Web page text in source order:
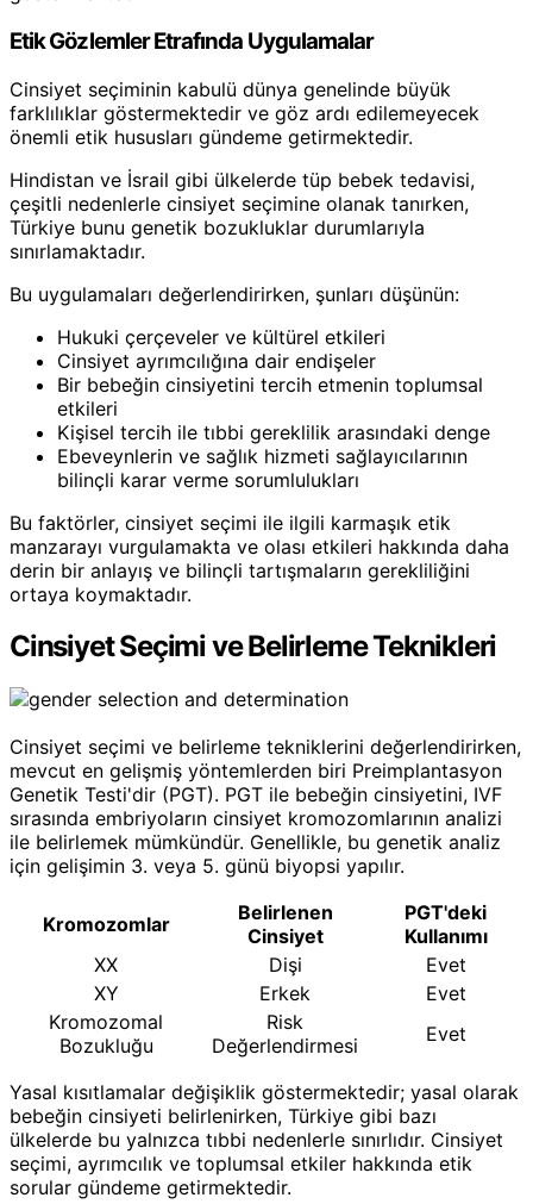
Etik Gözlemler Etrafında Uygulamalar
Cinsiyet seçiminin kabulü dünya genelinde büyük
farklılıklar göstermektedir ve göz ardı edilemeyecek
önemli etik hususları gündeme getirmektedir.
Hindistan ve İsrail gibi ülkelerde tüp bebek tedavisi,
çeşitli nedenlerle cinsiyet seçimine olanak tanırken,
Türkiye bunu genetik bozukluklar durumlarıyla
sınırlamaktadır.
Bu uygulamaları değerlendirirken, şunları düşünün:
Hukuki çerçeveler ve kültürel etkileri
Cinsiyet ayrımcılığına dair endişeler
Bir bebeğin cinsiyetini tercih etmenin toplumsal
etkileri
Kişisel tercih ile tıbbi gereklilik arasındaki denge
Ebeveynlerin ve sağlık hizmeti sağlayıcılarının
bilinçli karar verme sorumlulukları
Bu faktörler, cinsiyet seçimi ile ilgili karmaşık etik
manzarayı vurgulamakta ve olası etkileri hakkında daha
derin bir anlayış ve bilinçli tartışmaların gerekliliğini
ortaya koymaktadır.
Cinsiyet Seçimi ve Belirleme Teknikleri
Cinsiyet seçimi ve belirleme tekniklerini değerlendirirken,
mevcut en gelişmiş yöntemlerden biri Preimplantasyon
Genetik Testi'dir (PGT). PGT ile bebeğin cinsiyetini, IVF
sırasında embriyoların cinsiyet kromozomlarının analizi
ile belirlemek mümkündür. Genellikle, bu genetik analiz
için gelişimin 3. veya 5. günü biyopsi yapılır.
Kromozomlar
Belirlenen
Cinsiyet
PGT'deki
Kullanımı
XX
Dişi
Evet
XY
Erkek
Evet
Kromozomal
Bozukluğu
Risk
Değerlendirmesi
Evet
Yasal kısıtlamalar değişiklik göstermektedir; yasal olarak
bebeğin cinsiyeti belirlenirken, Türkiye gibi bazı
ülkelerde bu yalnızca tıbbi nedenlerle sınırlıdır. Cinsiyet
seçimi, ayrımcılık ve toplumsal etkiler hakkında etik
sorular gündeme getirmektedir.